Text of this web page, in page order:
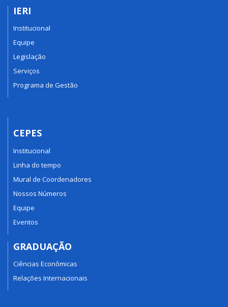
IERI
Institucional
Equipe
Legislação
Serviços
Programa de Gestão
CEPES
Institucional
Linha do tempo
Mural de Coordenadores
Nossos Números
Equipe
Eventos
GRADUAÇÃO
Ciências Econômicas
Relações Internacionais